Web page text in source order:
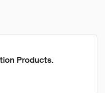
Products.